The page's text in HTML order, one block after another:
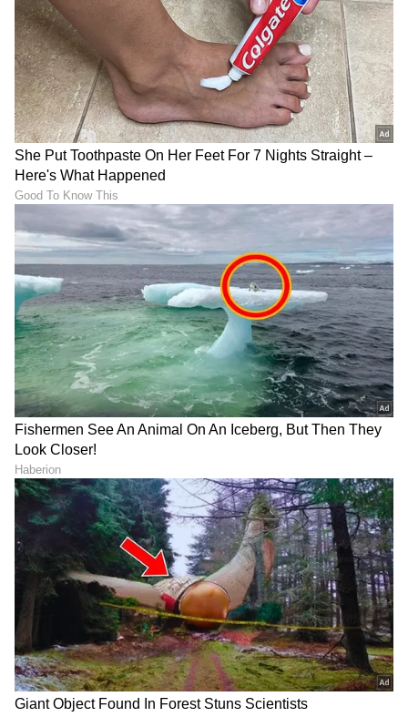
ಶೇ.50 ರಿಂದ ಶೇ.18 ಕ್ಕೆ TAX ಇಳಿಕೆ: ಮೋದಿ-
ಟ್ರಂಪ್ ಐತಿಹಾಸಿಕ ಒಪ್ಪಂದ | India US
Trade Deal | Party Rounds